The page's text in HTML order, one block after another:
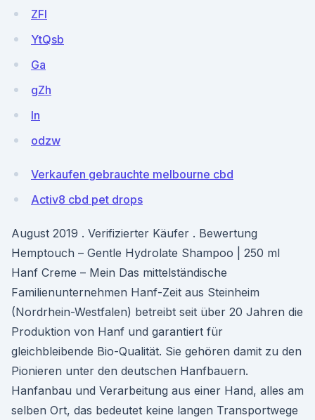
ZFl
YtQsb
Ga
gZh
ln
odzw
Verkaufen gebrauchte melbourne cbd
Activ8 cbd pet drops
August 2019 . Verifizierter Käufer . Bewertung
Hemptouch – Gentle Hydrolate Shampoo | 250 ml
Hanf Creme – Mein Das mittelständische
Familienunternehmen Hanf-Zeit aus Steinheim
(Nordrhein-Westfalen) betreibt seit über 20 Jahren die
Produktion von Hanf und garantiert für
gleichbleibende Bio-Qualität. Sie gehören damit zu den
Pionieren unter den deutschen Hanfbauern.
Hanfanbau und Verarbeitung aus einer Hand, alles am
selben Ort, das bedeutet keine langen Transportwege